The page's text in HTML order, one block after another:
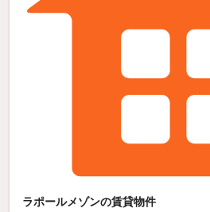
ラポールメゾンの賃貸物件